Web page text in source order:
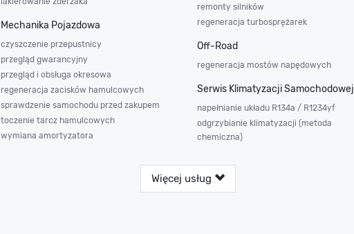
Mechanika Pojazdowa
czyszczenie przepustnicy
przegląd gwarancyjny
przegląd i obsługa okresowa
regeneracja zacisków hamulcowych
sprawdzenie samochodu przed zakupem
toczenie tarcz hamulcowych
wymiana amortyzatora
remonty silników
regeneracja turbosprężarek
Off-Road
regeneracja mostów napędowych
Serwis Klimatyzacji Samochodowej
napełnianie układu R134a / R1234yf
odgrzybianie klimatyzacji (metoda
chemiczna)
Więcej usług